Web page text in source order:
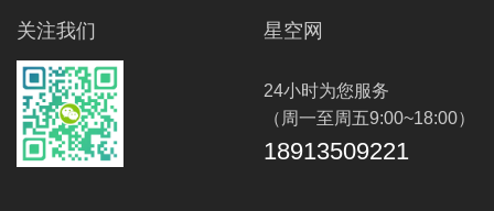
关注我们 星空网
24小时为您服务
（周一至周五9:00~18:00）
18913509221